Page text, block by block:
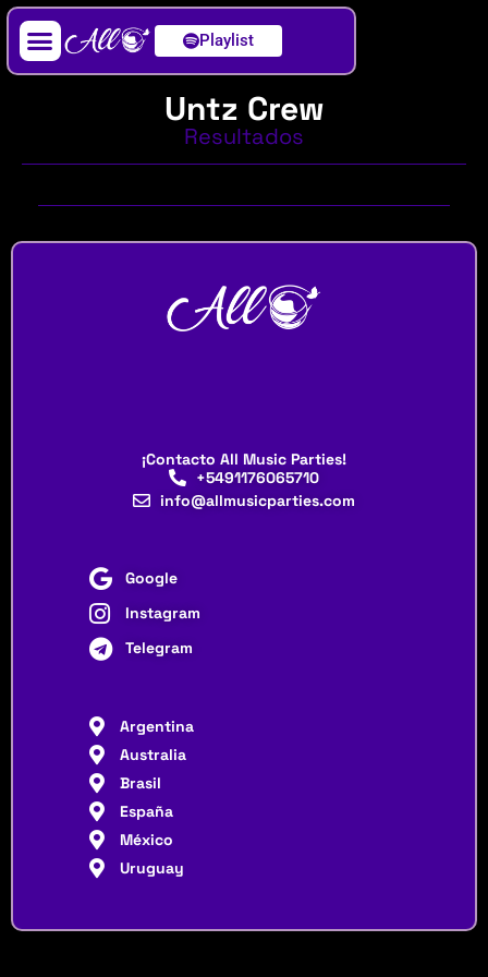
Playlist
Untz Crew
Resultados
¡Contacto All Music Parties!
+5491176065710
info@allmusicparties.com
Google
Instagram
Telegram
Argentina
Australia
Brasil
España
México
Uruguay